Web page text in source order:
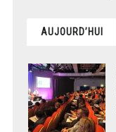
AUJOURD’HUI